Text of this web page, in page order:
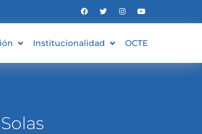
Institucionalidad OCTE